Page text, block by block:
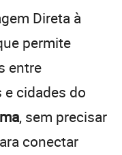
Direta à
permite
entre
cidades do
, sem precisar
conectar